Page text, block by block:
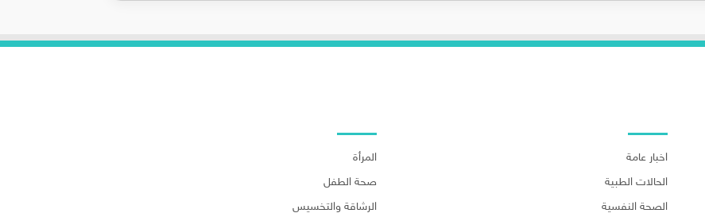
اخبار عامة
الحالات الطبية
الصحة النفسية
المرأة
صحة الطفل
الرشاقة والتخسيس